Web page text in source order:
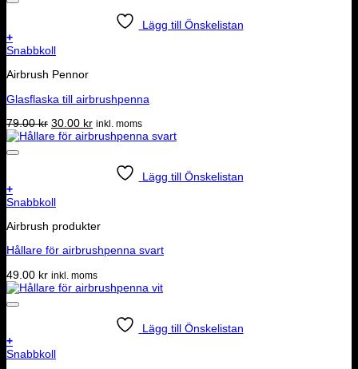
Lägg till Önskelistan
+
Snabbkoll
Airbrush Pennor
Glasflaska till airbrushpenna
79.00kr Det
ursprungliga
30.00 krDet
nuvarande
30.00 kr.
inkl. moms
Lägg till Önskelistan
+
Snabbkoll
Airbrush produkter
Hållare för airbrushpenna svart
49.00 kr inkl. moms
Lägg till Önskelistan
+
Snabbkoll